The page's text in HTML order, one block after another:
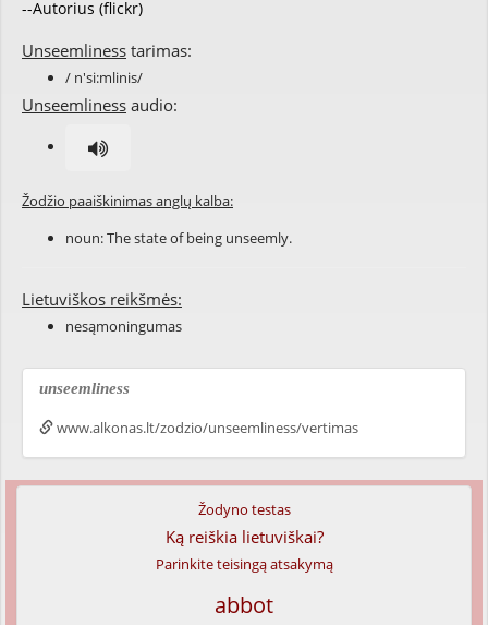
--Autorius (flickr)
Unseemliness tarimas:
/ n'si:mlinis/
Unseemliness audio:
Žodžio paaiškinimas anglų kalba:
noun: The state of being unseemly.
Lietuviškos reikšmės:
nesąmoningumas
unseemliness
www.alkonas.lt/zodzio/unseemliness/vertimas
Žodyno testas
Ką reiškia lietuviškai?
Parinkite teisingą atsakymą
abbot